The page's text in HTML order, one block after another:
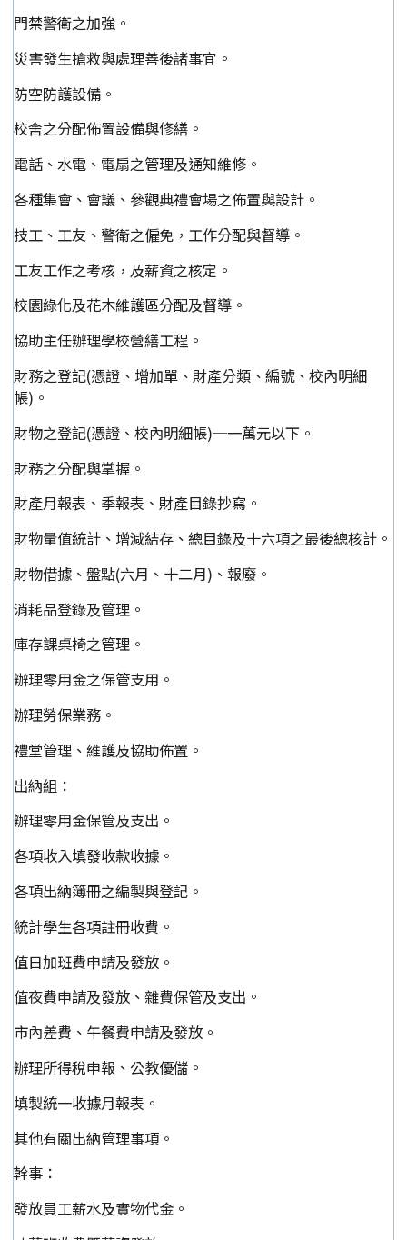
門禁警衛之加強。
災害發生搶救與處理善後諸事宜。
防空防護設備。
校舍之分配佈置設備與修繕。
電話、水電、電扇之管理及通知維修。
各種集會、會議、參觀典禮會場之佈置與設計。
技工、工友、警衛之僱免，工作分配與督導。
工友工作之考核，及薪資之核定。
校園綠化及花木維護區分配及督導。
協助主任辦理學校營繕工程。
財務之登記(憑證、增加單、財產分類、編號、校內明細
帳)。
財物之登記(憑證、校內明細帳)─一萬元以下。
財務之分配與掌握。
財產月報表、季報表、財產目錄抄寫。
財物量值統計、增減結存、總目錄及十六項之最後總核計。
財物借據、盤點(六月、十二月)、報廢。
消耗品登錄及管理。
庫存課桌椅之管理。
辦理零用金之保管支用。
辦理勞保業務。
禮堂管理、維護及協助佈置。
出納組：
辦理零用金保管及支出。
各項收入填發收款收據。
各項出納簿冊之編製與登記。
統計學生各項註冊收費。
值日加班費申請及發放。
值夜費申請及發放、雜費保管及支出。
市內差費、午餐費申請及發放。
辦理所得稅申報、公教優儲。
填製統一收據月報表。
其他有關出納管理事項。
幹事：
發放員工薪水及實物代金。